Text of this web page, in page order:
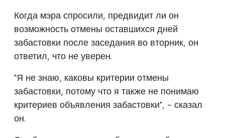
Когда мэра спросили, предвидит ли он
возможность отмены оставшихся дней
забастовки после заседания во вторник, он
ответил, что не уверен.
"Я не знаю, каковы критерии отмены
забастовки, потому что я также не понимаю
критериев объявления забастовки", - сказал
он.